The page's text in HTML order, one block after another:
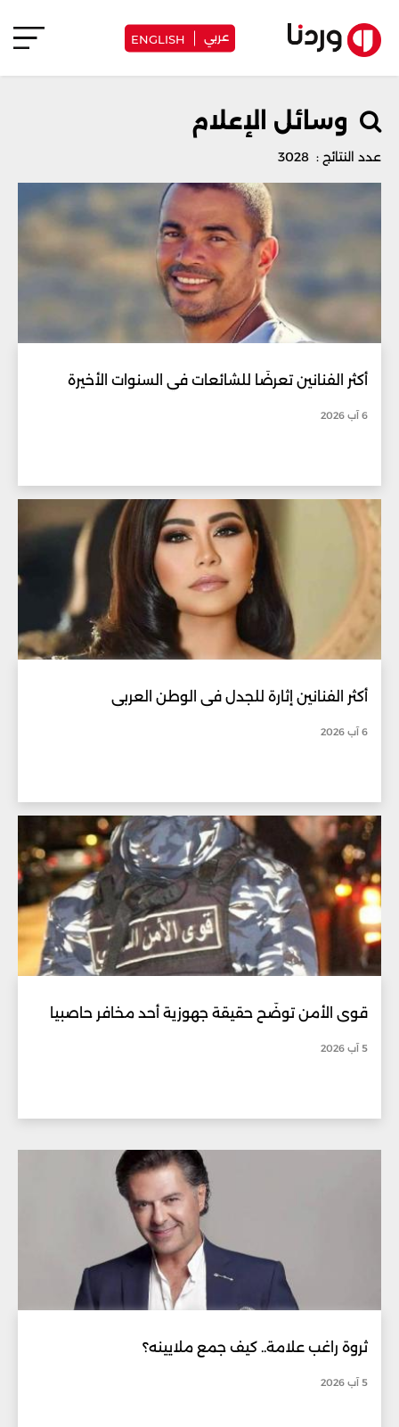
عربي ENGLISH
وسائل الإعلام
عدد النتائج : 3028
أكثر الفنانين تعرضًا للشائعات في السنوات الأخيرة
6 آب 2026
أكثر الفنانين إثارة للجدل في الوطن العربي
6 آب 2026
قوى الأمن توضّح حقيقة جهوزية أحد مخافر حاصبيا
5 آب 2026
ثروة راغب علامة.. كيف جمع ملايينه؟
5 آب 2026